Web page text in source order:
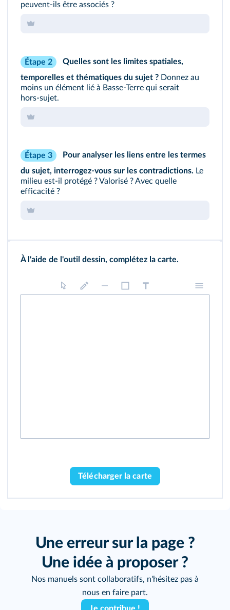
peuvent‑ils être associés ?
Étape 2
Quelles sont les limites spatiales,
temporelles et thématiques du sujet ? Donnez au
moins un élément lié à Basse‑Terre qui serait
hors‑sujet.
Étape 3
Pour analyser les liens entre les termes
du sujet, interrogez‑vous sur les contradictions. Le
milieu est‑il protégé ? Valorisé ? Avec quelle
efficacité ?
À l'aide de l'outil dessin, complétez la carte.
Télécharger la carte
Une erreur sur la page ?
Une idée à proposer ?
Nos manuels sont collaboratifs, n'hésitez pas à
nous en faire part.